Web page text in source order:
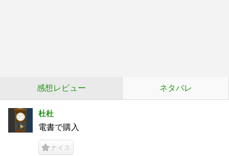
感想レビュー ネタバレ
杜杜
電書で購入
ナイス